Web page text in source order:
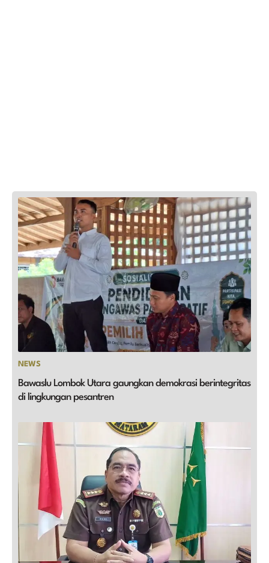
NEWS
Bawaslu Lombok Utara gaungkan demokrasi berintegritas
di lingkungan pesantren